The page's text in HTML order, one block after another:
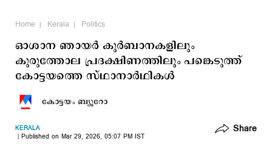
Home Kerala Politics
ഓശാന ഞായർ കുര്‍ബാനകളിലും
കുരുത്തോല പ്രദക്ഷിണത്തിലും പങ്കെടുത്ത്
കോട്ടയത്തെ സ്ഥാനാർഥികള്‍
കോട്ടയം ബ്യൂറോ
KERALA
Published on Mar 29, 2026, 05:07 PM IST
Share